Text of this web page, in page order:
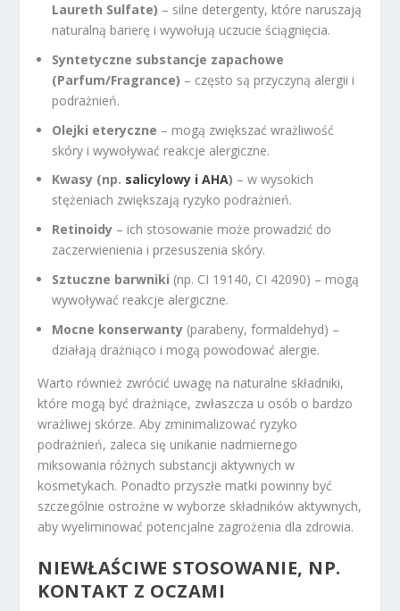
Laureth Sulfate) – silne detergenty, które naruszają
naturalną barierę i wywołują uczucie ściągnięcia.
Syntetyczne substancje zapachowe
(Parfum/Fragrance) – często są przyczyną alergii i
podrażnień.
Olejki eteryczne – mogą zwiększać wrażliwość
skóry i wywoływać reakcje alergiczne.
Kwasy (np. salicylowy i AHA) – w wysokich
stężeniach zwiększają ryzyko podrażnień.
Retinoidy – ich stosowanie może prowadzić do
zaczerwienienia i przesuszenia skóry.
Sztuczne barwniki (np. CI 19140, CI 42090) – mogą
wywoływać reakcje alergiczne.
Mocne konserwanty (parabeny, formaldehyd) –
działają drażniąco i mogą powodować alergie.
Warto również zwrócić uwagę na naturalne składniki,
które mogą być drażniące, zwłaszcza u osób o bardzo
wrażliwej skórze. Aby zminimalizować ryzyko
podrażnień, zaleca się unikanie nadmiernego
miksowania różnych substancji aktywnych w
kosmetykach. Ponadto przyszłe matki powinny być
szczególnie ostrożne w wyborze składników aktywnych,
aby wyeliminować potencjalne zagrożenia dla zdrowia.
NIEWŁAŚCIWE STOSOWANIE, NP.
KONTAKT Z OCZAMI